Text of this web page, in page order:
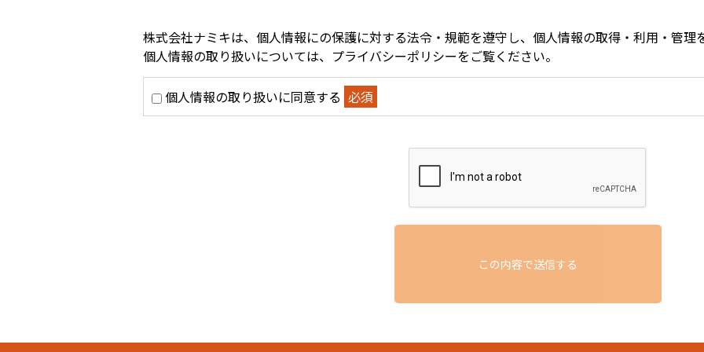
株式会社ナミキは、個人情報にの保護に対する法令・規範を遵守し、個人情報の取得・利用・管理
個人情報の取り扱いについては、 プライバシーポリシーをご覧ください。
個人情報の取り扱いに同意する 必須